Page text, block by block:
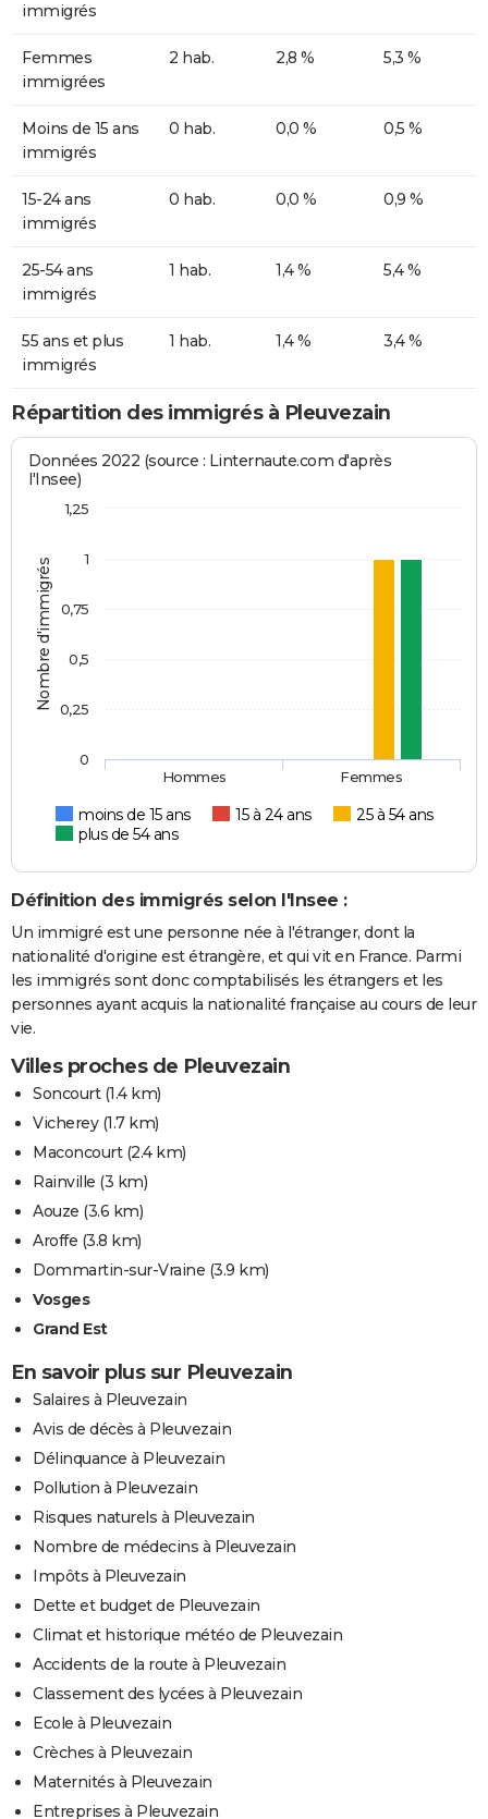
immigrés
Femmes
immigrées
2 hab. 2,8 % 5,3 %
Moins de 15 ans
immigrés
0 hab. 0,0 % 0,5 %
15-24 ans
immigrés
0 hab. 0,0 % 0,9 %
25-54 ans
immigrés
1 hab. 1,4 % 5,4 %
55 ans et plus
immigrés
1 hab. 1,4 % 3,4 %
Répartition des immigrés à Pleuvezain
Nombre d'immigrés
Données 2022 (source : Linternaute.com d'après
l'Insee)
moins de 15 ans 15 à 24 ans
25 à 54 ans
plus de 54 ans
Hommes Femmes
0
0,25
0,5
0,75
1
1,25
Définition des immigrés selon l'Insee :
Un immigré est une personne née à l'étranger, dont la
nationalité d'origine est étrangère, et qui vit en France. Parmi
les immigrés sont donc comptabilisés les étrangers et les
personnes ayant acquis la nationalité française au cours de leur
vie.
Villes proches de Pleuvezain
Soncourt(1.4 km)
Vicherey(1.7 km)
Maconcourt(2.4 km)
Rainville (3 km)
Aouze (3.6 km)
Aroffe (3.8 km)
Dommartin-sur-Vraine (3.9 km)
Vosges
Grand Est
En savoir plus sur Pleuvezain
Salaires à Pleuvezain
Avis de décès à Pleuvezain
Délinquance à Pleuvezain
Pollution à Pleuvezain
Risques naturels à Pleuvezain
Nombre de médecins à Pleuvezain
Impôts à Pleuvezain
Dette et budget de Pleuvezain
Climat et historique météo de Pleuvezain
Accidents de la route à Pleuvezain
Classement des lycées à Pleuvezain
Ecole à Pleuvezain
Crèches à Pleuvezain
Maternités à Pleuvezain
Entreprises à Pleuvezain